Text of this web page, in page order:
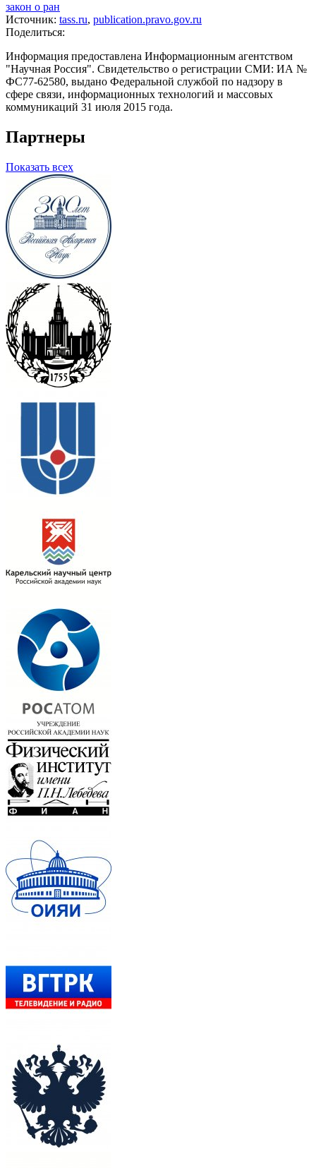
закон о ран
Источник: tass.ru, publication.pravo.gov.ru
Поделиться:
Информация предоставлена Информационным агентством
"Научная Россия". Свидетельство о регистрации СМИ: ИА №
ФС77-62580, выдано Федеральной службой по надзору в
сфере связи, информационных технологий и массовых
коммуникаций 31 июля 2015 года.
Партнеры
Показать всех